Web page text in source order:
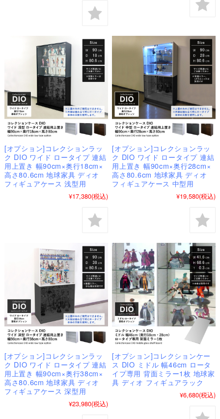
[オプション]コレクションラッ
ク DIO ワイド ロータイプ 連結
用上置き 幅90cm×奥行18cm×
高さ80.6cm 地球家具 ディオ
フィギュアケース 浅型用
¥17,380(税込)
[オプション]コレクションラッ
ク DIO ワイド ロータイプ 連結
用上置き 幅90cm×奥行28cm×
高さ80.6cm 地球家具 ディオ
フィギュアケース 中型用
¥19,580(税込)
[オプション]コレクションラッ
ク DIO ワイド ロータイプ 連結
用上置き 幅90cm×奥行38cm×
高さ80.6cm 地球家具 ディオ
フィギュアケース 深型用
¥23,980(税込)
[オプション]コレクションケー
ス DIO ミドル 幅46cm ロータ
イプ専用 背面ミラー1枚 地球家
具 ディオ フィギュアラック
¥6,680(税込)